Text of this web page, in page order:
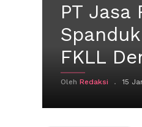
PT
FKLL
Oleh Redaksi 15